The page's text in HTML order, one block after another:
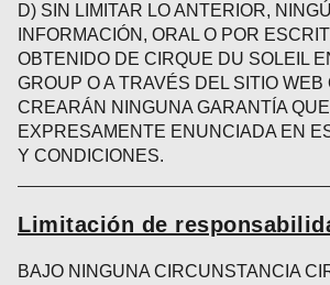
D) SIN LIMITAR LO ANTERIOR,
INFORMACIÓN, ORAL O POR
OBTENIDO DE CIRQUE DU SOLEIL
GROUP O A TRAVÉS DEL SITIO WEB
CREARÁN NINGUNA GARANTÍA
EXPRESAMENTE ENUNCIADA EN
Y CONDICIONES.
Limitación de
BAJO NINGUNA CIRCUNSTANCIA